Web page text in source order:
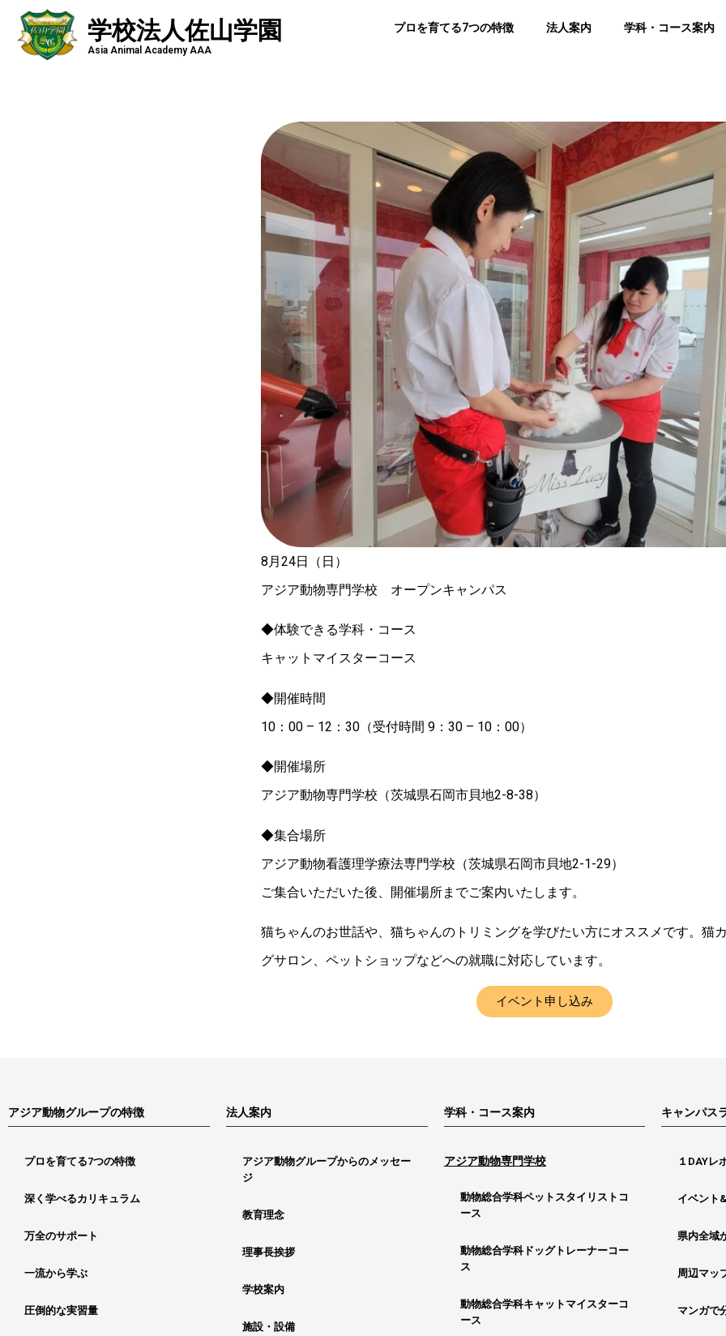
学校法人佐山学園
Asia Animal Academy AAA
プロを育てる7つの特徴 法人案内 学科・コース案内
8月24日（日）
アジア動物専門学校 オープンキャンパス
◆体験できる学科・コース
キャットマイスターコース
◆開催時間
10：00 – 12：30（受付時間 9：30 – 10：00）
◆開催場所
アジア動物専門学校（茨城県石岡市貝地2-8-38）
◆集合場所
アジア動物看護理学療法専門学校（茨城県石岡市貝地2-1-29）
ご集合いただいた後、開催場所までご案内いたします。
猫ちゃんのお世話や、猫ちゃんのトリミングを学びたい方にオススメです。猫
グサロン、ペットショップなどへの就職に対応しています。
イベント申し込み
アジア動物グループの特徴
プロを育てる7つの特徴
深く学べるカリキュラム
万全のサポート
一流から学ぶ
圧倒的な実習量
法人案内
アジア動物グループからのメッセー
ジ
教育理念
理事長挨拶
学校案内
施設・設備
学科・コース案内
アジア動物専門学校
動物総合学科ペットスタイリストコ
ース
動物総合学科ドッグトレーナーコー
ス
動物総合学科キャットマイスターコ
ース
キャンパス
１DAYレ
イベント
県内全域
周辺マッ
マンガで